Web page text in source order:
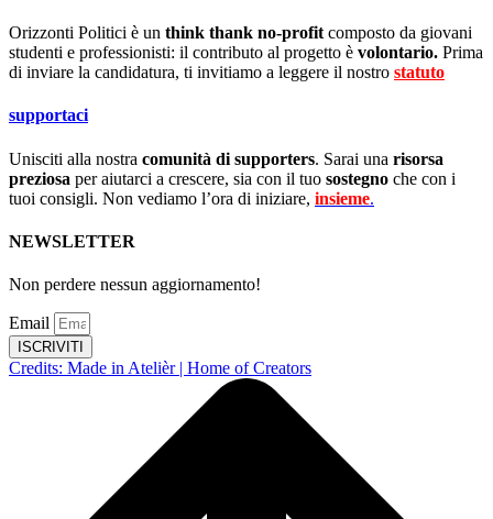
Orizzonti Politici è un think thank no-profit composto da giovani
studenti e professionisti: il contributo al progetto è volontario. Prima
di inviare la candidatura, ti invitiamo a leggere il nostro statuto
supportaci
Unisciti alla nostra comunità di supporters. Sarai una risorsa
preziosa per aiutarci a crescere, sia con il tuo sostegno che con i
tuoi consigli. Non vediamo l’ora di iniziare, insieme.
NEWSLETTER
Non perdere nessun aggiornamento!
Email
ISCRIVITI
Credits: Made in Atelièr | Home of Creators